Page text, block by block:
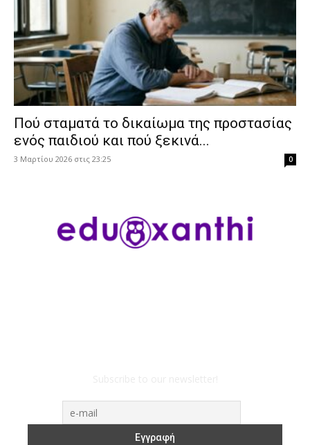
Πού σταματά το δικαίωμα της προστασίας
ενός παιδιού και πού ξεκινά...
3 Μαρτίου 2026 στις 23:25 0